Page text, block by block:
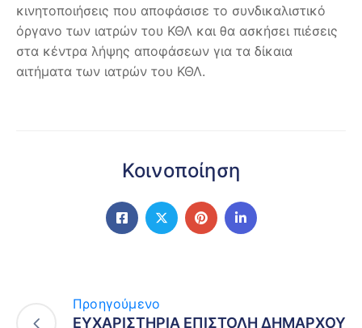
κινητοποιήσεις που αποφάσισε το συνδικαλιστικό
όργανο των ιατρών του ΚΘΛ και θα ασκήσει πιέσεις
στα κέντρα λήψης αποφάσεων για τα δίκαια
αιτήματα των ιατρών του ΚΘΛ.
Κοινοποίηση
Προηγούμενο
ΕΥΧΑΡΙΣΤΗΡΙΑ ΕΠΙΣΤΟΛΗ ΔΗΜΑΡΧΟΥ